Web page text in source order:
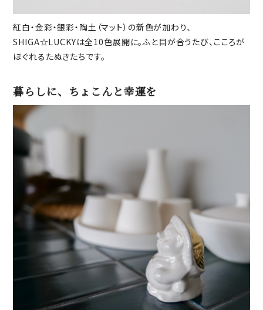
紅白・金彩・銀彩・陶土（マット）の新色が加わり、
SHIGA☆LUCKYは全10色展開に。ふと目が合うたび、こころが
ほぐれるたぬきたちです。
暮らしに、ちょこんと幸運を